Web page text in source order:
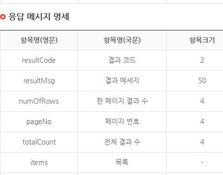
응답 메시지 명세
항목명(영문) 항목명(국문) 항목크기
resultCode 결과 코드 2
resultMsg 결과 메세지 50
numOfRows 한 페이지 결과 수 4
pageNo 페이지 번호 4
totalCount 전체 결과 수 4
items 목록 -